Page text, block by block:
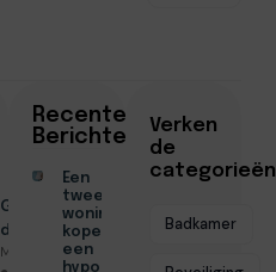
Geschreven
door
Menno Maas
Recente
Berichten
Een
tweede
woning
kopen met
een
hypotheek
Verken
de
categorieën
Badkamer